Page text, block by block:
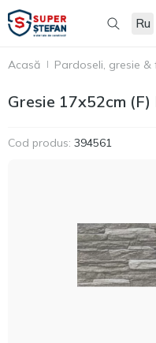
Ru
Acasă Pardoseli, gresie
Gresie 17x52cm
Cod produs: 394561